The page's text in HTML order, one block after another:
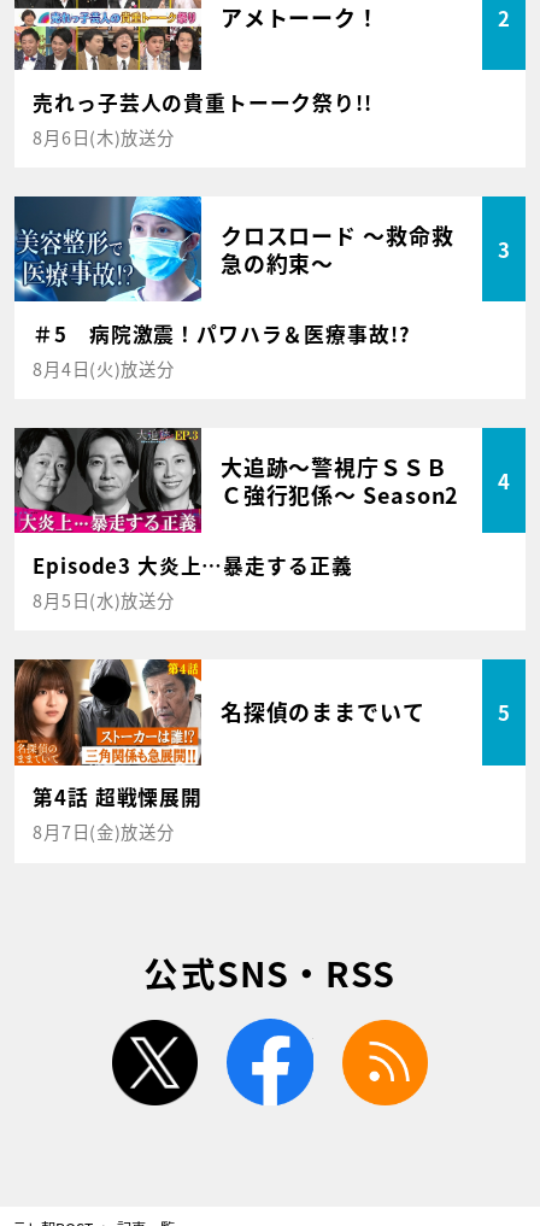
アメトーーク！ 2
売れっ子芸人の貴重トーーク祭り!!
8月6日(木)放送分
クロスロード ～救命救
急の約束～
3
＃5 病院激震！パワハラ＆医療事故!?
8月4日(火)放送分
大追跡～警視庁ＳＳＢ
Ｃ強行犯係～ Season2
4
Episode3 大炎上…暴走する正義
8月5日(水)放送分
名探偵のままでいて 5
第4話 超戦慄展開
8月7日(金)放送分
公式SNS・RSS
twitter facebook